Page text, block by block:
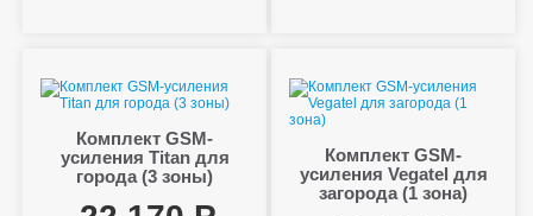
Комплект GSM-
усиления Titan для
города (3 зоны)
Комплект GSM-
усиления Vegatel для
загорода (1 зона)